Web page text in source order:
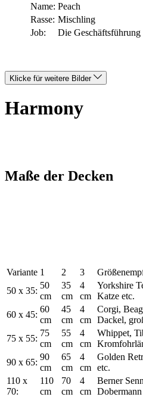
Name: Peach
Rasse: Mischling
Job:
Die Geschäftsführung
Klicke für weitere Bilder
Harmony
Maße der Decken
Variante 1 2 3
50 x 35:
50
cm
35
cm
4
cm
Yorkshire
Katze etc.
60 x 45:
60
cm
45
cm
4
cm
Corgi,
Dackel,
75 x 55:
75
cm
55
cm
4
cm
Whippet,
90 x 65:
90
cm
65
cm
4
cm
Golden
etc.
110 x
70:
110
cm
70
cm
4
cm
Berner
Dobermann